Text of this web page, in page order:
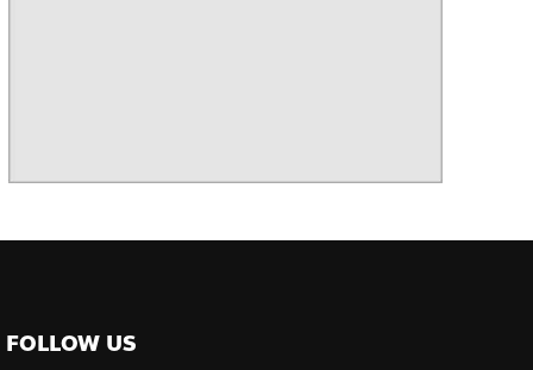
FOLLOW US